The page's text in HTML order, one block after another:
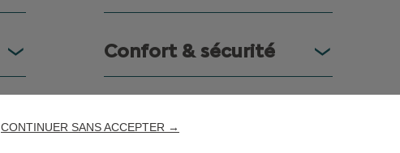
Confort & sécurité
CONTINUER SANS ACCEPTER →